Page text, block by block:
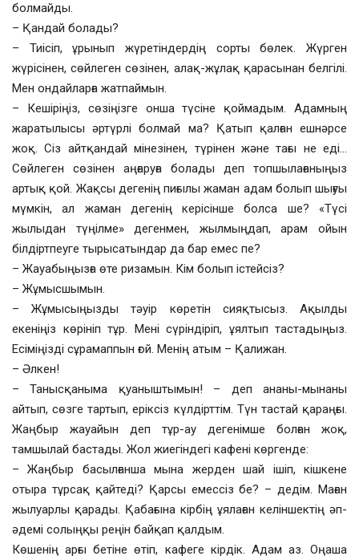
болмайды.
– Қандай болады?
– Тиісіп, ұрынып жүретіндердің сорты бөлек. Жүрген
жүрісінен, сөйлеген сөзінен, алақ-жұлақ қарасынан белгілі.
Мен ондайларға жатпаймын.
– Кешіріңіз, сөзіңізге онша түсіне қоймадым. Адамның
жаратылысы әртүрлі болмай ма? Қатып қалған ешнәрсе
жоқ. Сіз айтқандай мінезінен, түрінен және тағы не еді…
Сөйлеген сөзінен аңғаруға болады деп топшылағаныңыз
артық қой. Жақсы дегенің пиғылы жаман адам болып шығуы
мүмкін, ал жаман дегенің керісінше болса ше? «Түсі
жылыдан түңілме» дегенмен, жылмыңдап, арам ойын
білдіртпеуге тырысатындар да бар емес пе?
– Жауабыңызға өте ризамын. Кім болып істейсіз?
– Жұмысшымын.
– Жұмысыңызды тәуір көретін сияқтысыз. Ақылды
екеніңіз көрініп тұр. Мені сүріндіріп, ұялтып тастадыңыз.
Есіміңізді сұрамаппын ғой. Менің атым – Қалижан.
– Әлкен!
– Танысқаныма қуаныштымын! – деп ананы-мынаны
айтып, сөзге тартып, еріксіз күлдірттім. Түн тастай қараңғы.
Жаңбыр жауайын деп тұр-ау дегенімше болған жоқ,
тамшылай бастады. Жол жиегіндегі кафені көргенде:
– Жаңбыр басылғанша мына жерден шай ішіп, кішкене
отыра тұрсақ қайтеді? Қарсы емессіз бе? – дедім. Маған
жылуарлы қарады. Қабағына кірбің ұялаған келіншектің әп-
әдемі солыңқы реңін байқап қалдым.
Көшенің арғы бетіне өтіп, кафеге кірдік. Адам аз. Оңаша